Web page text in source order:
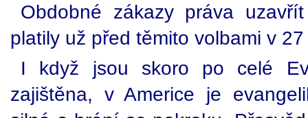
Obdobné zákazy práva
platily už před těmito volbami v
I když jsou skoro po celé
zajištěna, v Americe je